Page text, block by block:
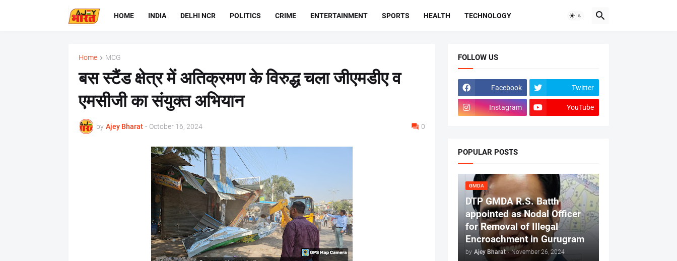
HOME INDIA DELHI NCR POLITICS CRIME ENTERTAINMENT SPORTS HEALTH TECHNOLOGY
Home MCG
बस स्टैंड क्षेत्र में अतिक्रमण के विरुद्ध चला जीएमडीए व
एमसीजी का संयुक्त अभियान
by Ajey Bharat - October 16, 2024 0
FOLLOW US
Facebook Twitter
Instagram YouTube
POPULAR POSTS
GMDA
DTP GMDA R.S. Batth
appointed as Nodal Officer
for Removal of Illegal
Encroachment in Gurugram
by Ajey Bharat - November 26, 2024